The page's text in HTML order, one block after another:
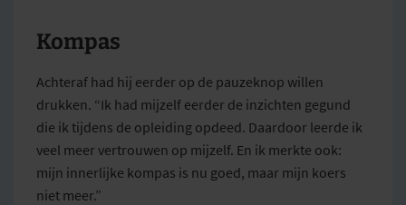
Kompas
Achteraf had hij eerder op de pauzeknop willen
drukken. “Ik had mijzelf eerder de inzichten gegund
die ik tijdens de opleiding opdeed. Daardoor leerde ik
veel meer vertrouwen op mijzelf. En ik merkte ook:
mijn innerlijke kompas is nu goed, maar mijn koers
niet meer.”